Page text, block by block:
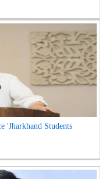
'Jharkhand Students